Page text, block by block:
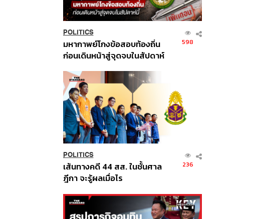
POLITICS
มหากาพย์โกงข้อสอบท้องถิ่น
ก่อนเดินหน้าสู่จุดจบในสัปดาห์
598
POLITICS
เส้นทางคดี 44 สส. ในชั้นศาล
ฎีกา จะรู้ผลเมื่อไร
236